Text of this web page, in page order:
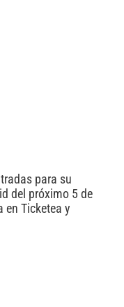
para su
del próximo 5 de
en Ticketea y